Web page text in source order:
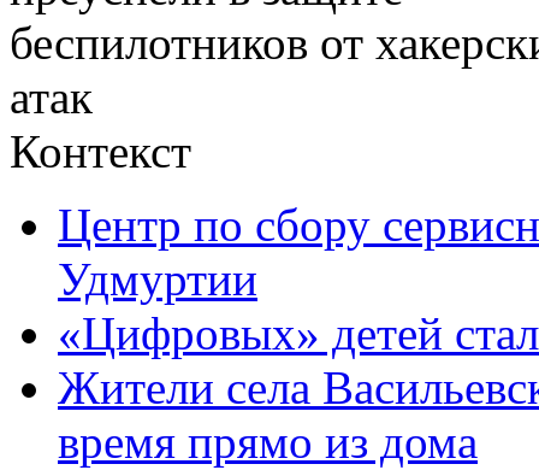
Контекст
Центр по сбору
Удмуртии
«Цифровых» детей
Жители села
время прямо из дома